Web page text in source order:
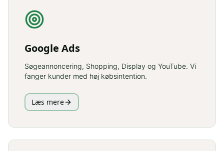
Google Ads
Søgeannoncering, Shopping, Display og YouTube. Vi
fanger kunder med høj købsintention.
Læs mere